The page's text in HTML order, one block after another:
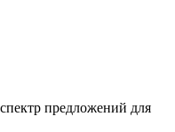
предложений для